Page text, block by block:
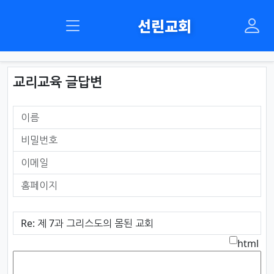
선린교회
교리교육 글답변
이름 필수
비밀번호필수
이메일
홈페이지
제목필수
html